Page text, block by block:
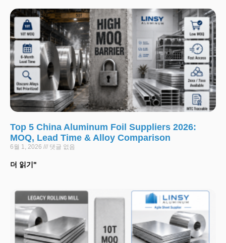
Top 5 China Aluminum Foil Suppliers 2026:
MOQ, Lead Time & Alloy Comparison
6월 1, 2026 댓글 없음
더 읽기"